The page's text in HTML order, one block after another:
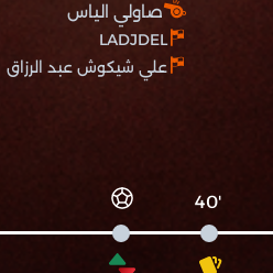
صاولي الياس
LADJDEL
علي شيكوش عبد الرزاق
'40